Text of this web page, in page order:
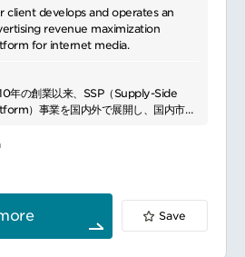
client develops and operates an
revenue maximization
for internet media.
年の創業以来、SSP（Supply-Side
）事業を国内外で展開し、国内市場
得する同社。
グローバル展開
らに加速させています。
後は、グローバル組織および事業の
（Post-Merger Integration）を着実に
Save